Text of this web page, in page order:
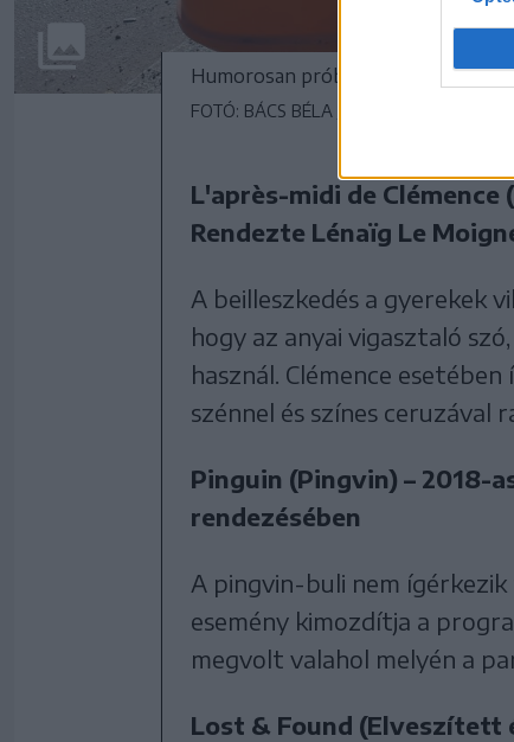
Humorosan próbálják a kukához
FOTÓ: BÁCS BÉLA JÁNOS
L'après-midi de Clémence
Rendezte Lénaïg Le
A beilleszkedés a gyerekek
hogy az anyai vigasztaló
használ. Clémence
szénnel és színes ceruzával
Pinguin (Pingvin) – 2018-
rendezésében
A pingvin-buli nem
esemény kimozdítja a
megvolt valahol melyén a
Lost & Found (Elveszített